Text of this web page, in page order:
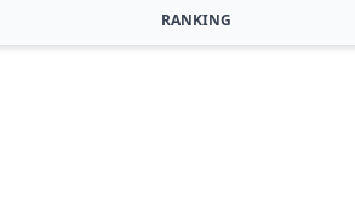
RANKING